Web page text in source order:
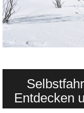
Entdecken